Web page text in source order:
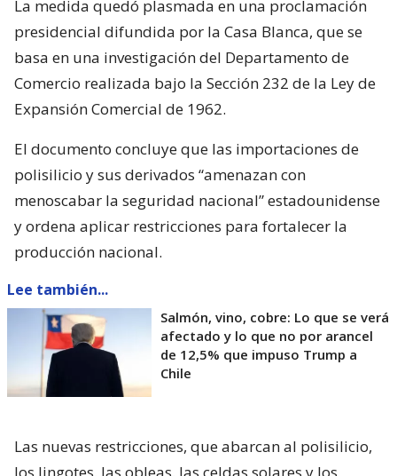
La medida quedó plasmada en una proclamación
presidencial difundida por la Casa Blanca, que se
basa en una investigación del Departamento de
Comercio realizada bajo la Sección 232 de la Ley de
Expansión Comercial de 1962.
El documento concluye que las importaciones de
polisilicio y sus derivados “amenazan con
menoscabar la seguridad nacional” estadounidense
y ordena aplicar restricciones para fortalecer la
producción nacional.
Lee también...
Salmón, vino, cobre: Lo que se verá
afectado y lo que no por arancel
de 12,5% que impuso Trump a
Chile
Las nuevas restricciones, que abarcan al polisilicio,